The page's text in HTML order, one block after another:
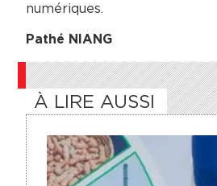
numériques.
Pathé NIANG
À LIRE AUSSI